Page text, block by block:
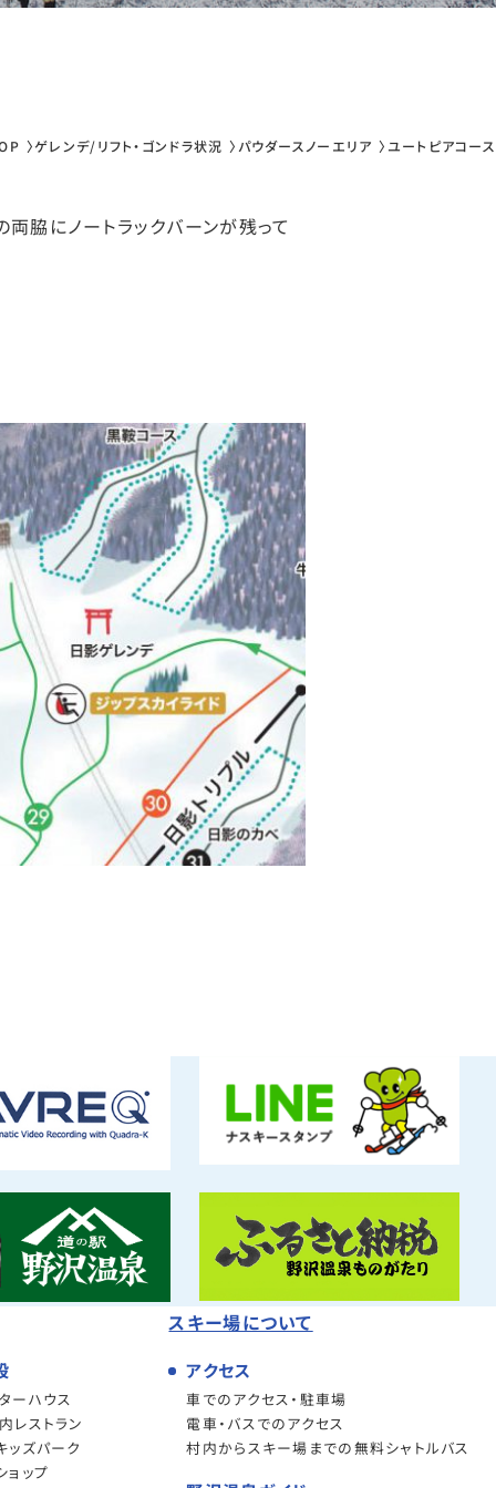
ゲレンデ/リフト・ゴンドラ状況 パウダースノーエリア ユートピアコース
脇にノートラックバーンが残って
ーハウス
レストラン
ッズパーク
ョップ
スキー場について
アクセス
車でのアクセス・駐車場
電車・バスでのアクセス
村内からスキー場までの無料シャトルバス